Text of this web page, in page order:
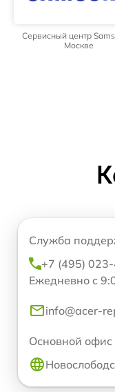
Сервисный центр
Москве
Служба
+7 (495)
Ежедневно с
info@acer-
Основной офис